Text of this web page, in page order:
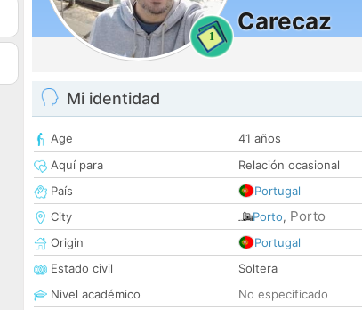
1
Carecaz
Mi identidad
Age
41 años
Aquí para
Relación ocasional
País
Portugal
City
Porto, Porto
Origin
Portugal
Estado civil
Soltera
Nivel académico
No especificado